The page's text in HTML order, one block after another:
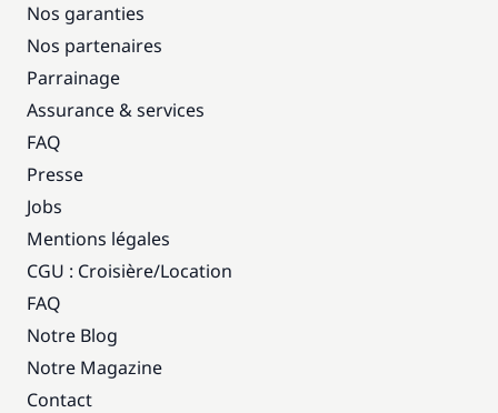
Nos garanties
Nos partenaires
Parrainage
Assurance & services
FAQ
Presse
Jobs
Mentions légales
CGU : Croisière/Location
FAQ
Notre Blog
Notre Magazine
Contact